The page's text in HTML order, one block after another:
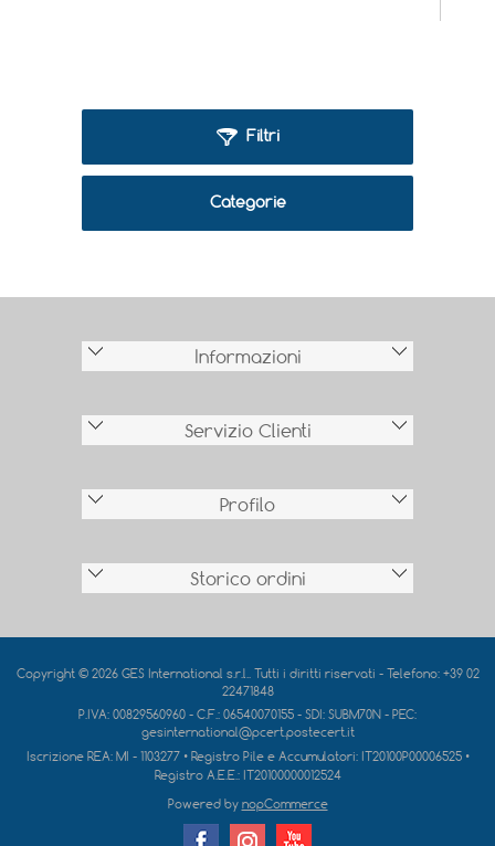
Filtri
Categorie
Informazioni
Servizio Clienti
Profilo
Storico ordini
Copyright © 2026 GES International s.r.l.. Tutti i diritti riservati - Telefono: +39 02
22471848
P.IVA: 00829560960 - C.F.: 06540070155 - SDI: SUBM70N - PEC:
gesinternational@pcert.postecert.it
Iscrizione REA: MI - 1103277• Registro Pile e Accumulatori: IT20100P00006525•
Registro A.E.E.: IT20100000012524
Powered by nopCommerce